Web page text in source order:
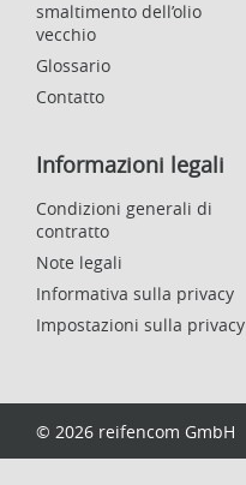
smaltimento dell’olio
vecchio
Glossario
Contatto
Informazioni legali
Condizioni generali di
contratto
Note legali
Informativa sulla privacy
Impostazioni sulla privacy
© 2026 reifencom GmbH